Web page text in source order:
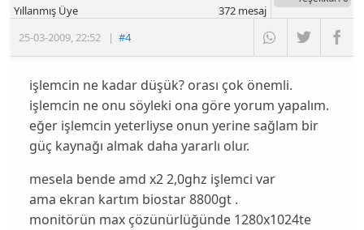
25-03-2009,22:52 |#4
Yıllanmış Üye 372mesaj
işlemcin ne kadar düşük? orası çok önemli.
işlemcin ne onu söyleki ona göre yorum yapalım.
eğer işlemcin yeterliyse onun yerine sağlam bir
güç kaynağı almak daha yararlı olur.
mesela bende amd x2 2,0ghz işlemci var
ama ekran kartım biostar 8800gt .
monitörün max çözünürlüğünde 1280x1024te